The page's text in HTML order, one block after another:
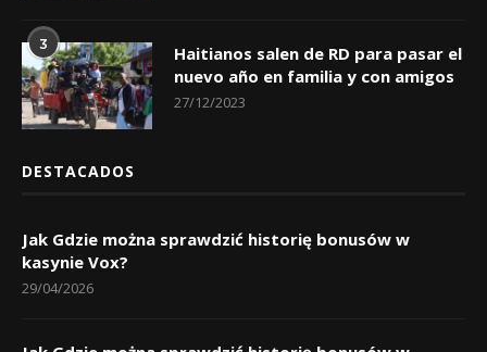
3
Haitianos salen de RD para pasar el
nuevo año en familia y con amigos
27/12/2023
DESTACADOS
Jak Gdzie można sprawdzić historię bonusów w
kasynie Vox?
29/04/2026